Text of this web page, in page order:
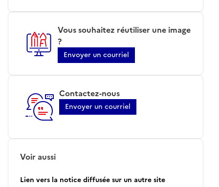
Vous souhaitez réutiliser une image
?
Envoyer un courriel
Contactez-nous
Envoyer un courriel
Voir aussi
Lien vers la notice diffusée sur un autre site